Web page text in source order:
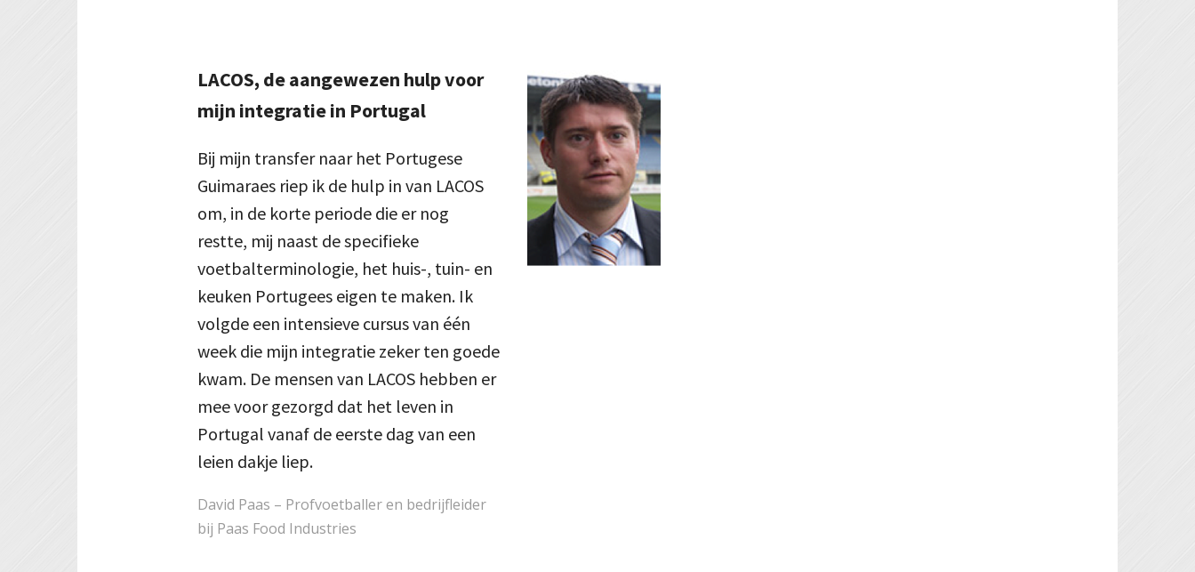
LACOS, de aangewezen hulp voor
mijn integratie in Portugal
Bij mijn transfer naar het Portugese
Guimaraes riep ik de hulp in van LACOS
om, in de korte periode die er nog
restte, mij naast de specifieke
voetbalterminologie, het huis-, tuin- en
keuken Portugees eigen te maken. Ik
volgde een intensieve cursus van één
week die mijn integratie zeker ten goede
kwam. De mensen van LACOS hebben er
mee voor gezorgd dat het leven in
Portugal vanaf de eerste dag van een
leien dakje liep.
David Paas – Profvoetballer en bedrijfleider
bij Paas Food Industries